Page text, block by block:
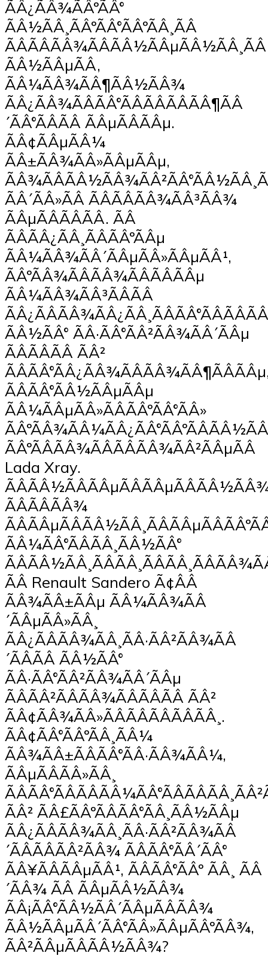
ÃÂ¿ÃÂ¾ÃÂºÃÂ°
ÃÂ½ÃÂ¸ÃÂºÃÂ°ÃÂºÃÂ¸ÃÂ
ÃÂ½ÃÂµÃÂ,
ÃÂ¼ÃÂ¾ÃÂ¶ÃÂ½ÃÂ¾
ÃÂ¿ÃÂ¾ÃÂÃÂ°ÃÂÃÂÃÂÃÂ¶ÃÂ
´ÃÂ°ÃÂÃÂ ÃÂµÃÂÃÂµ.
ÃÂ¢ÃÂµÃÂ¼
ÃÂ±ÃÂ¾ÃÂ»ÃÂµÃÂµ,
ÃÂ´ÃÂ»ÃÂ ÃÂÃÂÃÂ¾ÃÂ³ÃÂ¾
ÃÂµÃÂÃÂÃÂ. ÃÂ
ÃÂÃÂ¿ÃÂ¸ÃÂÃÂºÃÂµ
ÃÂ¼ÃÂ¾ÃÂ´ÃÂµÃÂ»ÃÂµÃÂ¹,
ÃÂºÃÂ¾ÃÂÃÂ¾ÃÂÃÂÃÂµ
ÃÂ¼ÃÂ¾ÃÂ³ÃÂÃÂ
ÃÂ½ÃÂ° ÃÂ·ÃÂ°ÃÂ²ÃÂ¾ÃÂ´ÃÂµ
ÃÂÃÂÃÂ ÃÂ²
ÃÂÃÂ°ÃÂ½ÃÂµÃÂµ
ÃÂ¼ÃÂµÃÂ»ÃÂÃÂºÃÂ°ÃÂ»
ÃÂºÃÂÃÂ¾ÃÂÃÂÃÂ¾ÃÂ²ÃÂµÃÂ
Lada Xray.
ÃÂÃÂÃÂ¾
ÃÂ¼ÃÂ°ÃÂÃÂ¸ÃÂ½ÃÂ°
ÃÂ Renault Sandero Ã¢ÂÂ
ÃÂ¾ÃÂ±ÃÂµ ÃÂ¼ÃÂ¾ÃÂ
´ÃÂµÃÂ»ÃÂ¸
ÃÂ¿ÃÂÃÂ¾ÃÂ¸ÃÂ·ÃÂ²ÃÂ¾ÃÂ
´ÃÂÃÂ ÃÂ½ÃÂ°
ÃÂ·ÃÂ°ÃÂ²ÃÂ¾ÃÂ´ÃÂµ
ÃÂÃÂ²ÃÂÃÂ¾ÃÂÃÂÃÂ ÃÂ²
ÃÂ¢ÃÂ¾ÃÂ»ÃÂÃÂÃÂÃÂÃÂ¸.
ÃÂ¢ÃÂ°ÃÂºÃÂ¸ÃÂ¼
ÃÂ¾ÃÂ±ÃÂÃÂ°ÃÂ·ÃÂ¾ÃÂ¼,
ÃÂµÃÂÃÂ»ÃÂ¸
ÃÂ² ÃÂ£ÃÂºÃÂÃÂ°ÃÂ¸ÃÂ½ÃÂµ
ÃÂ¿ÃÂÃÂ¾ÃÂ¸ÃÂ·ÃÂ²ÃÂ¾ÃÂ
´ÃÂÃÂÃÂ²ÃÂ¾ ÃÂÃÂ°ÃÂ´ÃÂ°
ÃÂ¥ÃÂÃÂµÃÂ¹, ÃÂÃÂ°ÃÂº ÃÂ¸ ÃÂ
´ÃÂ¾ ÃÂ ÃÂµÃÂ½ÃÂ¾
ÃÂ¡ÃÂ°ÃÂ½ÃÂ´ÃÂµÃÂÃÂ¾
ÃÂ½ÃÂµÃÂ´ÃÂ°ÃÂ»ÃÂµÃÂºÃÂ¾,
ÃÂ²ÃÂµÃÂÃÂ½ÃÂ¾?